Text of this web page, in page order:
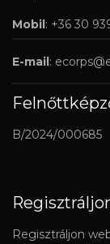
Mobil: +36 30
E-mail:
B/2024/000685
Regisztráljon